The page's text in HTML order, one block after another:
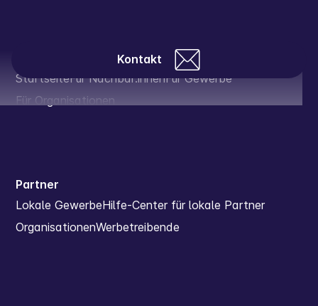
Kontakt
StartseiteFür Nachbar:innenFür Gewerbe
Für Organisationen
Partner
Lokale GewerbeHilfe-Center für lokale Partner
OrganisationenWerbetreibende